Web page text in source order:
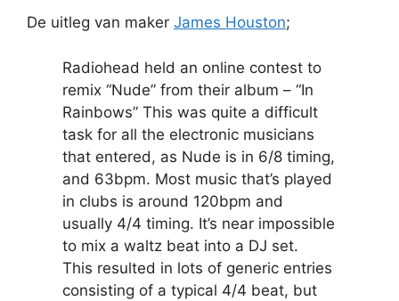
De uitleg van maker James Houston;
Radiohead held an online contest to
remix “Nude” from their album – “In
Rainbows” This was quite a difficult
task for all the electronic musicians
that entered, as Nude is in 6/8 timing,
and 63bpm. Most music that’s played
in clubs is around 120bpm and
usually 4/4 timing. It’s near impossible
to mix a waltz beat into a DJ set.
This resulted in lots of generic entries
consisting of a typical 4/4 beat, but